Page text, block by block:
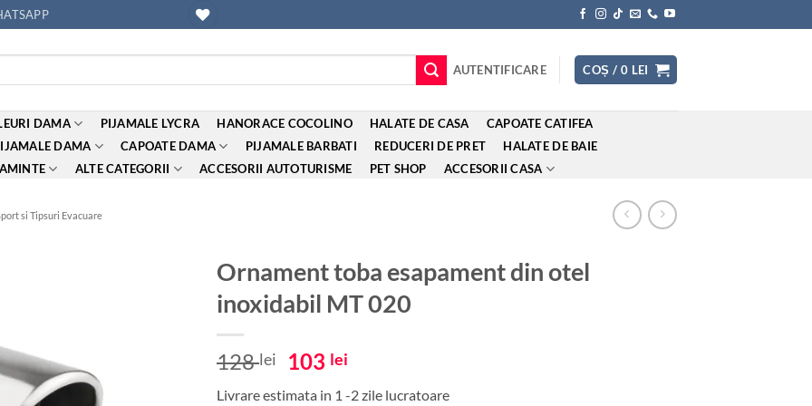
AUTENTIFICARE COȘ / 0 LEI
DAMA PIJAMALE LYCRA HANORACE COCOLINO HALATE DE CASA
CAPOATE CATIFEA
DAMA CAPOATE DAMA PIJAMALE BARBATI REDUCERI DE PRET
HALATE DE BAIE
ALTE CATEGORII ACCESORII AUTOTURISME PET SHOP ACCESORII CASA
si Tipsuri Evacuare
Ornament toba esapament din otel
inoxidabil MT 020
128lei
Prețul
103 lei
Livrare estimata in 1 -2 zile lucratoare